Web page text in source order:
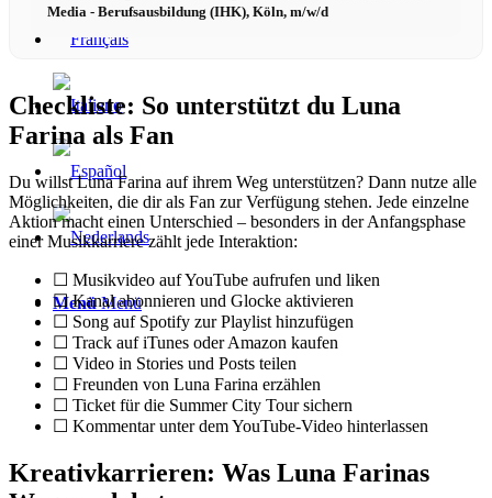
Menü Menü
Media - Berufsausbildung (IHK), Köln, m/w/d
Checkliste: So unterstützt du Luna
Farina als Fan
Du willst Luna Farina auf ihrem Weg unterstützen? Dann nutze alle
Möglichkeiten, die dir als Fan zur Verfügung stehen. Jede einzelne
Aktion macht einen Unterschied – besonders in der Anfangsphase
einer Musikkarriere zählt jede Interaktion:
☐ Musikvideo auf YouTube aufrufen und liken
☐ Kanal abonnieren und Glocke aktivieren
☐ Song auf Spotify zur Playlist hinzufügen
☐ Track auf iTunes oder Amazon kaufen
☐ Video in Stories und Posts teilen
☐ Freunden von Luna Farina erzählen
☐ Ticket für die Summer City Tour sichern
☐ Kommentar unter dem YouTube-Video hinterlassen
Kreativkarrieren: Was Luna Farinas